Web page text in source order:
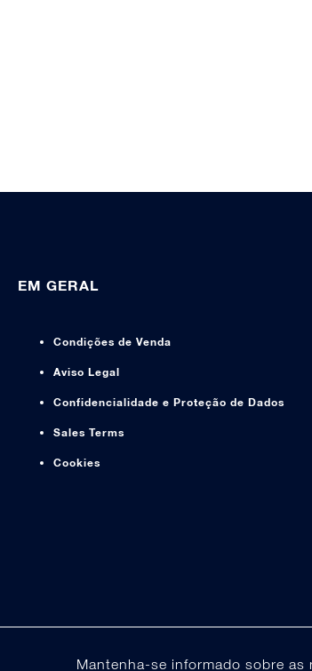
EM GERAL
Condições de Venda
Aviso Legal
Confidencialidade e Proteção de Dados
Sales Terms
Cookies